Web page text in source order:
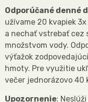
Odporúčané denné
užívame 20 kvapiek
a nechať vstrebať cez
množstvom vody.
výťažok
hmoty. Pre využitie
večer jednorázovo 40
Upozornenie: